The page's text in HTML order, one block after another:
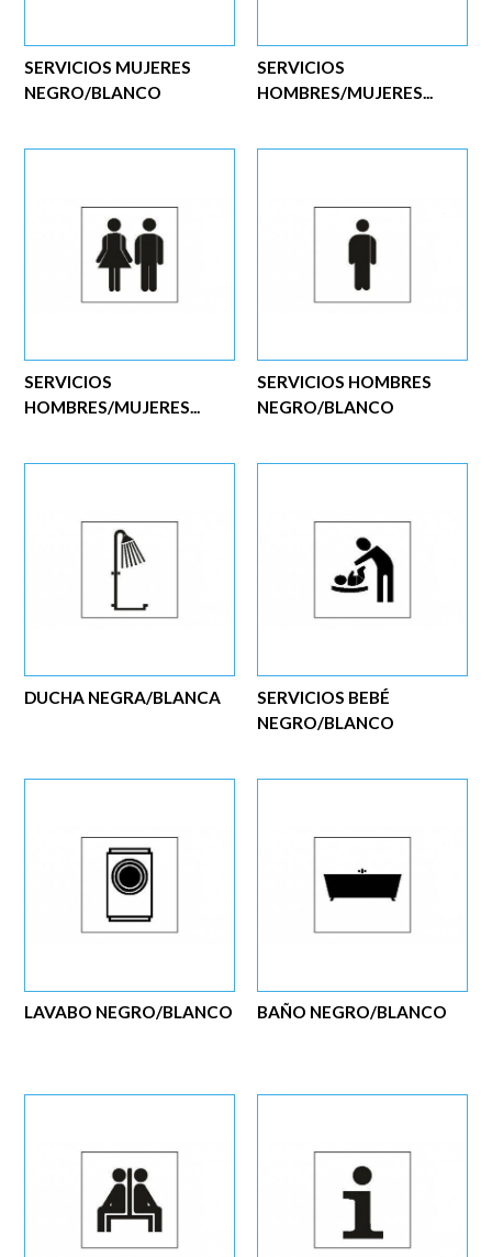
SERVICIOS
HOMBRES/MUJERES...
SERVICIOS MUJERES
NEGRO/BLANCO
SERVICIOS HOMBRES
NEGRO/BLANCO
SERVICIOS
HOMBRES/MUJERES...
SERVICIOS BEBÉ
NEGRO/BLANCO
DUCHA NEGRA/BLANCA
BAÑO NEGRO/BLANCO
LAVABO NEGRO/BLANCO